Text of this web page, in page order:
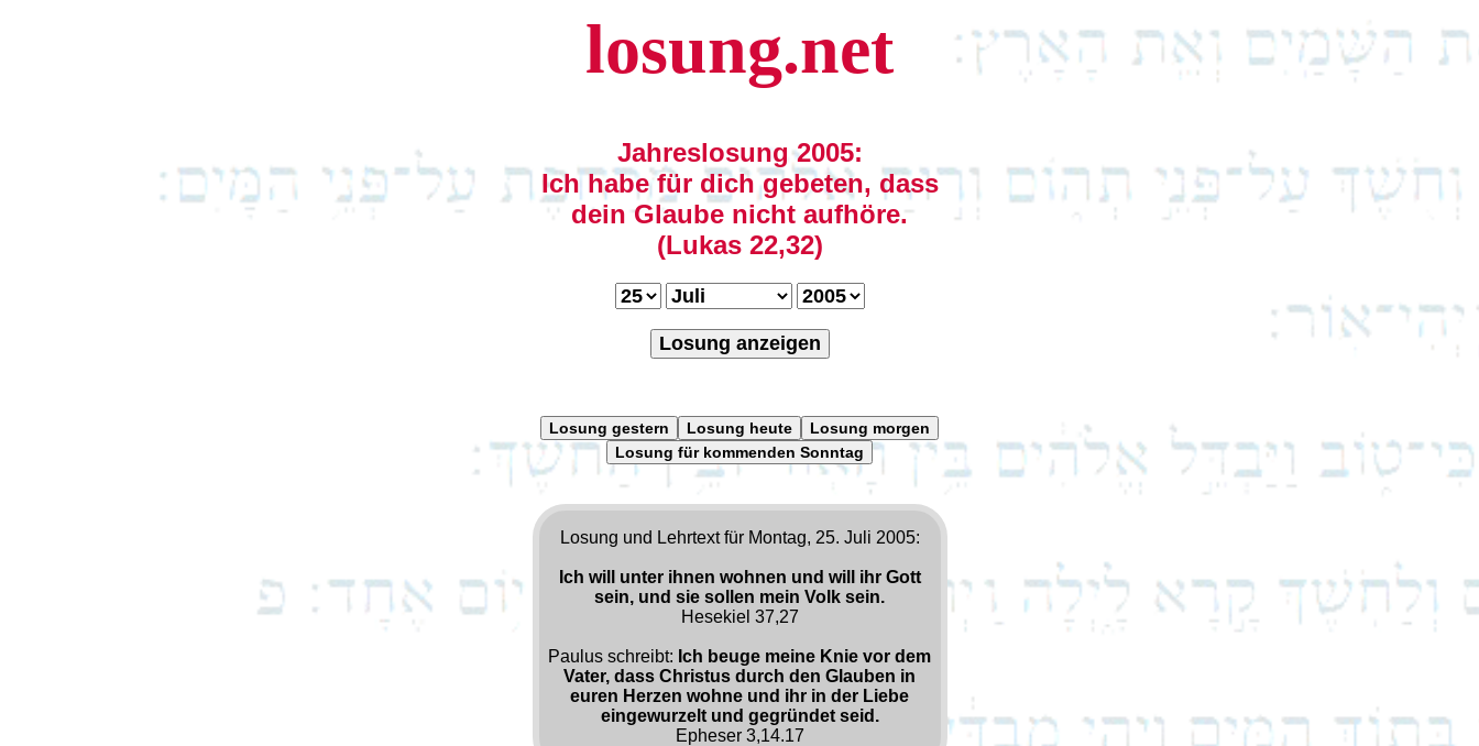
losung.net
Jahreslosung 2005:
Ich habe für dich gebeten, dass
dein Glaube nicht aufhöre.
(Lukas 22,32)
Losung anzeigen
Losung gestern Losung heute
Losung morgen
Losung für kommenden Sonntag
Losung und Lehrtext für Montag, 25. Juli 2005:
Ich will unter ihnen wohnen und will ihr Gott
sein, und sie sollen mein Volk sein.
Hesekiel 37,27
Paulus schreibt: Ich beuge meine Knie vor dem
Vater, dass Christus durch den Glauben in
euren Herzen wohne und ihr in der Liebe
eingewurzelt und gegründet seid.
Epheser 3,14.17